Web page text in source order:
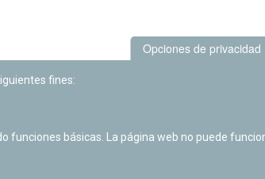
Opciones de privacidad
fines:
funciones básicas. La página web no puede